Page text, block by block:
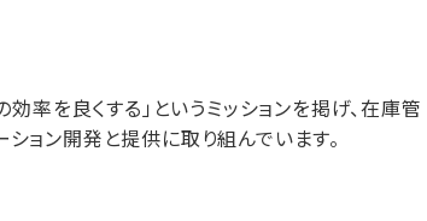
率を良くする」というミッションを掲げ、在庫管
ョン開発と提供に取り組んでいます。